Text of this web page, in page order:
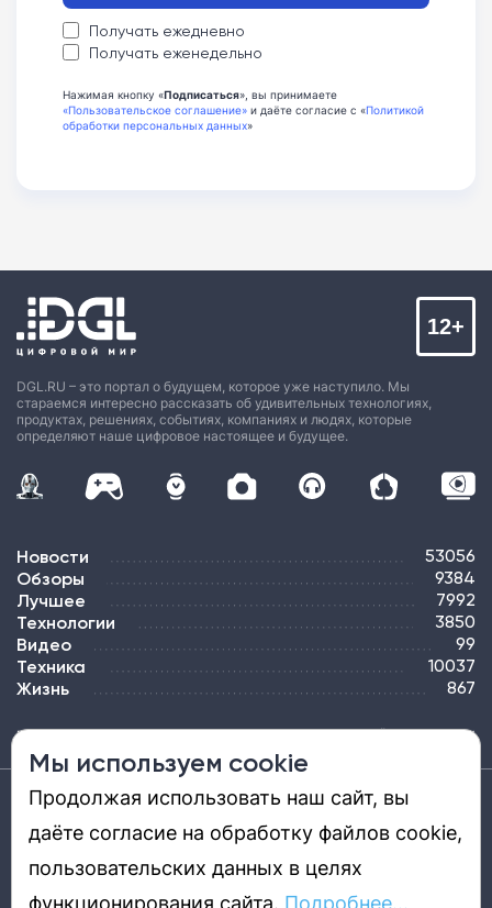
Получать ежедневно
Получать еженедельно
Нажимая кнопку «Подписаться», вы принимаете
«Пользовательское соглашение» и даёте согласие с «Политикой
обработки персональных данных»
DGL.RU – это портал о будущем, которое уже наступило. Мы
стараемся интересно рассказать об удивительных технологиях,
продуктах, решениях, событиях, компаниях и людях, которые
определяют наше цифровое настоящее и будущее.
12+
Новости 53056
Обзоры 9384
Лучшее 7992
Технологии 3850
Видео 99
Техника 10037
Жизнь 867
ПОДПИСКА РЕКЛАМА КОНТАКТЫ КАРТА САЙТА ТЭГИ
Средство массовой информации «DGL.RU — Цифровой мир» (www.dgl.ru).
Реестровая запись средства массовой информации (СМИ) сетевого издания ЭЛ №
ФС 77 - 81669, выдано Роскомнадзором 27.08.2021. Учредитель: ООО «ДиДжиЭль».
Главный редактор: Шкред Т. В. Телефон редакции +7901-907-1590. Адрес
Перепечатка материалов и использование их в любой форме, в том числе и в
электронных СМИ, возможны только с письменного разрешения редакции.
содержащейся в рекламных объявлениях. Редакция не предоставляет
Мы используем cookie
Продолжая использовать наш сайт, вы
даёте согласие на обработку файлов cookie,
пользовательских данных в целях